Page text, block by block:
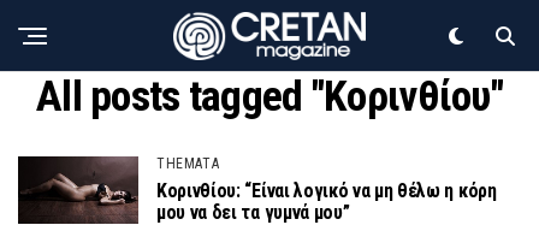
All posts tagged "Κορινθίου"
THEMATA
Κορινθίου: “Είναι λογικό να μη θέλω η κόρη
μου να δει τα γυμνά μου”